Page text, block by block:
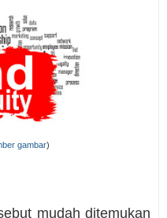
gambar)
mudah ditemukan